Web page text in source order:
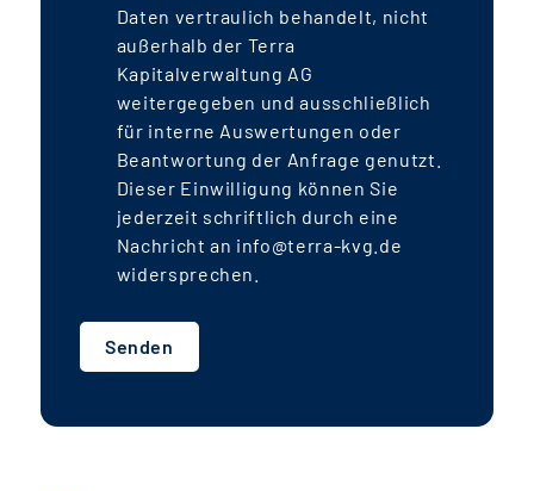
Daten vertraulich behandelt, nicht
außerhalb der Terra
Kapitalverwaltung AG
weitergegeben und ausschließlich
für interne Auswertungen oder
Beantwortung der Anfrage genutzt.
Dieser Einwilligung können Sie
jederzeit schriftlich durch eine
Nachricht an info@terra-kvg.de
widersprechen.
Senden